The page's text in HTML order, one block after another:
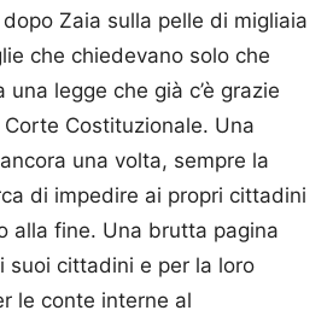
Zaia sulla pelle di migliaia
che chiedevano solo che
legge che già c’è grazie
Costituzionale. Una
una volta, sempre la
di impedire ai propri cittadini
alla fine. Una brutta pagina
suoi cittadini e per la loro
le conte interne al